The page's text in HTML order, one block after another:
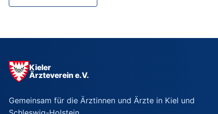
Kieler
Ärzteverein e.V.
Gemeinsam für die Ärztinnen und Ärzte in Kiel und